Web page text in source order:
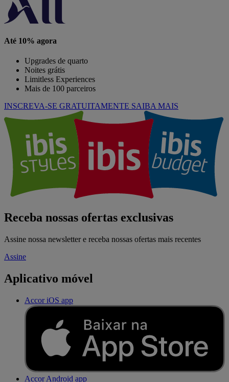
Até 10% agora
Upgrades de quarto
Noites grátis
Limitless Experiences
Mais de 100 parceiros
INSCREVA-SE GRATUITAMENTE SAIBA MAIS
Receba nossas ofertas exclusivas
Assine nossa newsletter e receba nossas ofertas mais recentes
Assine
Aplicativo móvel
Accor iOS app
Accor Android app